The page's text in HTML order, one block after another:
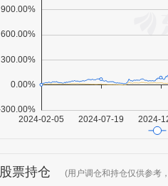
股票持仓 (用户调仓和持仓仅供参考